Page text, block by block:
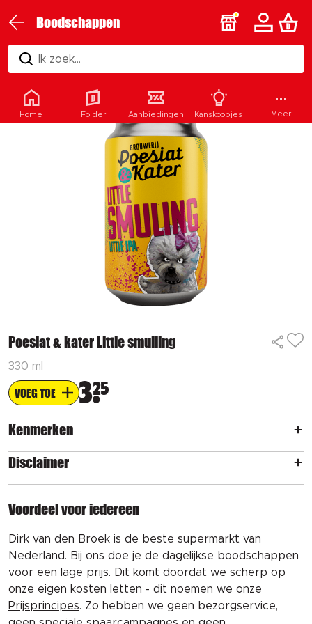
Boodschappen
Ik zoek...
Poesiat & kater Little smulling
330 ml
VOEG TOE 325
Kenmerken
Disclaimer
Voordeel voor iedereen
Dirk van den Broek is de beste supermarkt van
Nederland. Bij ons doe je de dagelijkse boodschappen
voor een lage prijs. Dit komt doordat we scherp op
onze eigen kosten letten - dit noemen we onze
Prijsprincipes. Zo hebben we geen bezorgservice,
Home Folder Aanbiedingen Kanskoopjes Meer